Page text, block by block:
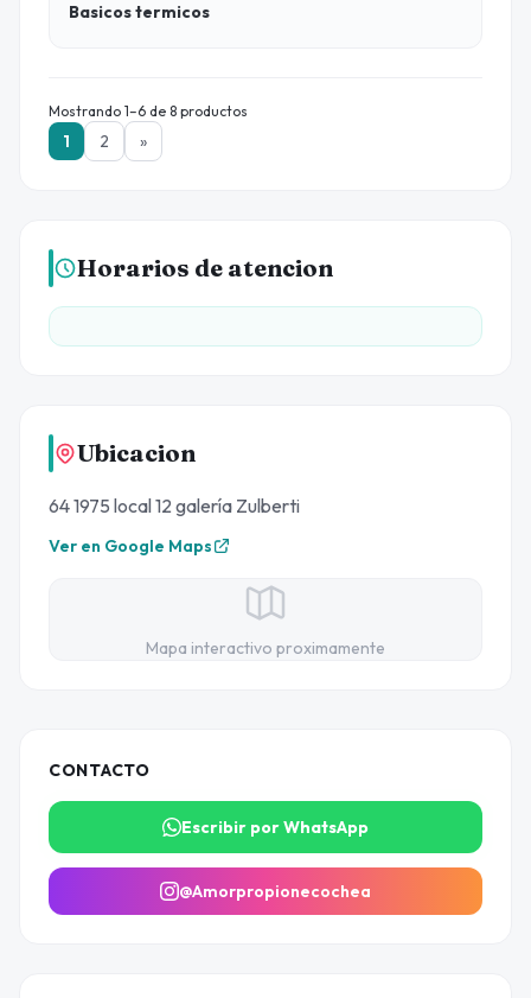
Basicos termicos
Mostrando 1–6 de 8 productos
1 2 »
Horarios de atencion
Ubicacion
64 1975 local 12 galería Zulberti
Ver en Google Maps
Mapa interactivo proximamente
CONTACTO
Escribir por WhatsApp
@Amorpropionecochea